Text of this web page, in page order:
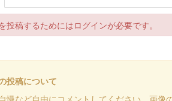
投稿するためにはログインが必要です。
投稿について
慢など自由にコメントしてください。画像